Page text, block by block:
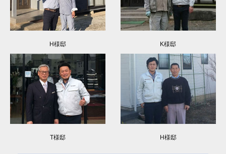
H様邸 K様邸
T様邸 H様邸